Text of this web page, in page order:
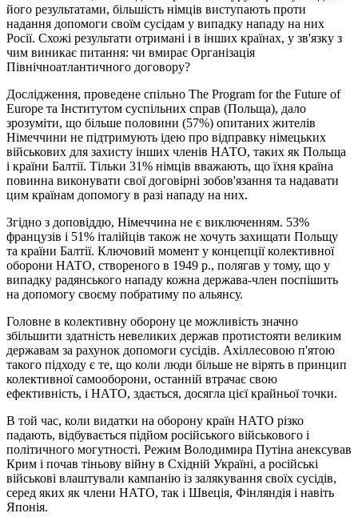
його результатами, більшість німців виступають проти
надання допомоги своїм сусідам у випадку нападу на них
Росії. Схожі результати отримані і в інших країнах, у зв'язку з
чим виникає питання: чи вмирає Організація
Північноатлантичного договору?
Дослідження, проведене спільно The Program for the Future of
Europe та Інститутом суспільних справ (Польща), дало
зрозуміти, що більше половини (57%) опитаних жителів
Німеччини не підтримують ідею про відправку німецьких
військових для захисту інших членів НАТО, таких як Польща
і країни Балтії. Тільки 31% німців вважають, що їхня країна
повинна виконувати свої договірні зобов'язання та надавати
цим країнам допомогу в разі нападу на них.
Згідно з доповіддю, Німеччина не є виключенням. 53%
французів і 51% італійців також не хочуть захищати Польщу
та країни Балтії. Ключовий момент у концепції колективної
оборони НАТО, створеного в 1949 р., полягав у тому, що у
випадку радянського нападу кожна держава-член поспішить
на допомогу своєму побратиму по альянсу.
Головне в колективну оборону це можливість значно
збільшити здатність невеликих держав протистояти великим
державам за рахунок допомоги сусідів. Ахіллесовою п'ятою
такого підходу є те, що коли люди більше не вірять в принцип
колективної самооборони, останній втрачає свою
ефективність, і НАТО, здається, досягла цієї крайньої точки.
В той час, коли видатки на оборону країн НАТО різко
падають, відбувається підйом російського військового і
політичного могутності. Режим Володимира Путіна анексував
Крим і почав тіньову війну в Східній Україні, а російські
військові влаштували кампанію із залякування своїх сусідів,
серед яких як члени НАТО, так і Швеція, Фінляндія і навіть
Японія.